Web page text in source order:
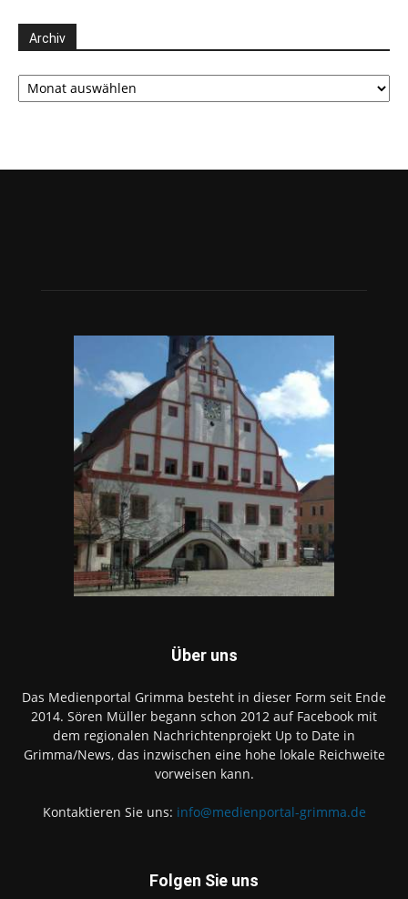
Archiv
Archiv
Über uns
Das Medienportal Grimma besteht in dieser Form seit Ende
2014. Sören Müller begann schon 2012 auf Facebook mit
dem regionalen Nachrichtenprojekt Up to Date in
Grimma/News, das inzwischen eine hohe lokale Reichweite
vorweisen kann.
Kontaktieren Sie uns: info@medienportal-grimma.de
Folgen Sie uns